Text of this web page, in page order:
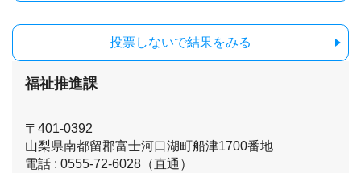
投票しないで結果をみる
福祉推進課
〒401-0392
山梨県南都留郡富士河口湖町船津1700番地
電話 : 0555-72-6028（直通）